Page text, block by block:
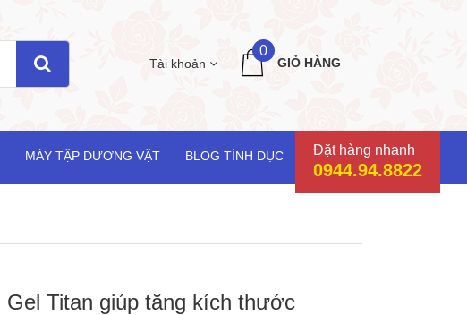
Tài khoản
0
GIỎ HÀNG
MÁY TẬP DƯƠNG VẬT BLOG TÌNH DỤC Đặt hàng nhanh
0944.94.8822
Gel Titan giúp tăng kích thước